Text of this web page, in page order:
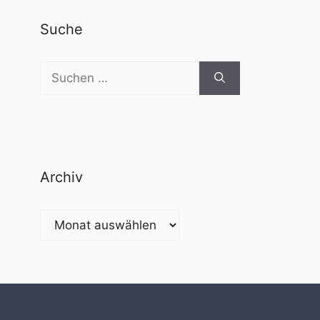
Suche
nach:
Archiv
Archiv